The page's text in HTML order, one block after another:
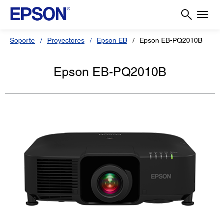
Soporte Proyectores Epson EB Epson EB-PQ2010B
Epson EB-PQ2010B